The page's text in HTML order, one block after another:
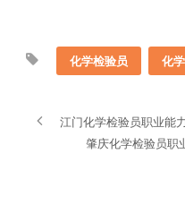
化学检验员 化
江门化学检验员职业能
肇庆化学检验员职